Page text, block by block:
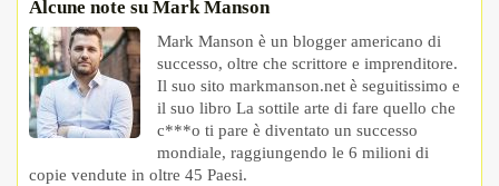
Alcune note su Mark Manson
Mark Manson è un blogger americano di
successo, oltre che scrittore e imprenditore.
Il suo sito markmanson.net è seguitissimo e
il suo libro La sottile arte di fare quello che
c***o ti pare è diventato un successo
mondiale, raggiungendo le 6 milioni di
copie vendute in oltre 45 Paesi.